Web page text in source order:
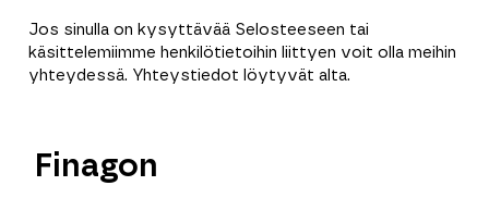
Jos sinulla on kysyttävää Selosteeseen tai
käsittelemiimme henkilötietoihin liittyen voit olla meihin
yhteydessä. Yhteystiedot löytyvät alta.
Finagon